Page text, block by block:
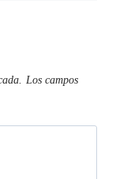
Los campos